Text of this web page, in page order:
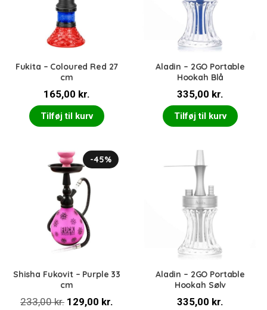
Fukita – Coloured Red 27
cm
165,00 kr.
Tilføj til kurv
Aladin – 2GO Portable
Hookah Blå
335,00 kr.
Tilføj til kurv
-45%
Shisha Fukovit – Purple 33
cm
233,00kr. Den
129,00 kr.
Aladin – 2GO Portable
Hookah Sølv
335,00 kr.